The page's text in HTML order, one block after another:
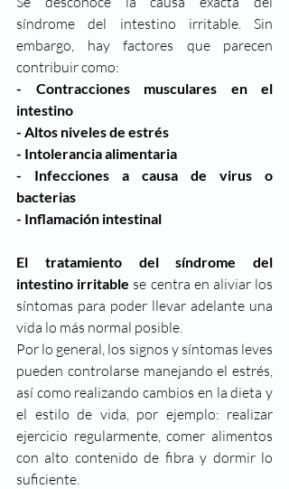
síndrome del intestino irritable. Sin
embargo, hay factores que parecen
contribuir como:
-
Contracciones musculares en el
intestino
- Altos niveles de estrés
- Intolerancia alimentaria
-
Infecciones a causa de virus o
bacterias
- Inflamación intestinal
El tratamiento del síndrome del
intestino irritable se centra en aliviar los
síntomas para poder llevar adelante una
vida lo más normal posible.
Por lo general, los signos y síntomas leves
pueden controlarse manejando el estrés,
así como realizando cambios en la dieta y
el estilo de vida, por ejemplo: realizar
ejercicio regularmente, comer alimentos
con alto contenido de fibra y dormir lo
suficiente.